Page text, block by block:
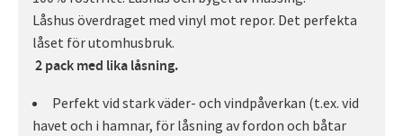
Låshus överdraget med vinyl mot repor. Det perfekta
låset för utomhusbruk.
2 pack med lika låsning.
Perfekt vid stark väder- och vindpåverkan (t.ex. vid
havet och i hamnar, för låsning av fordon och båtar